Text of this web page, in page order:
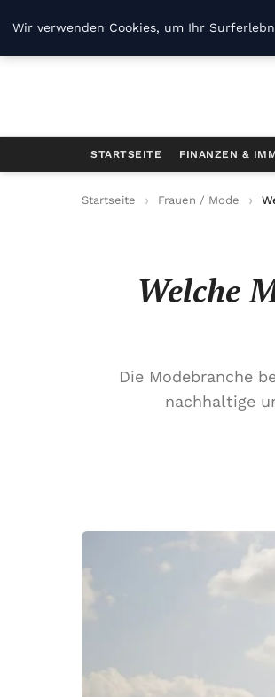
STARTSEITE FINANZEN &
Startseite Frauen / Mode
Welche
Die Modebranche
nachhaltige
Wir verwenden Cookies, um Ihr